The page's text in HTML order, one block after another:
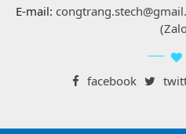
E-mail:
facebook